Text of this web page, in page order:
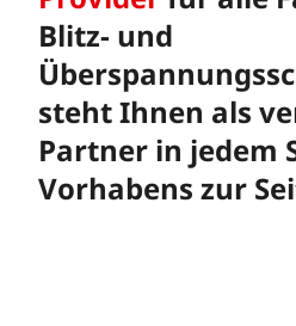
Blitz- und
steht Ihnen als
Partner in jedem
Vorhabens zur